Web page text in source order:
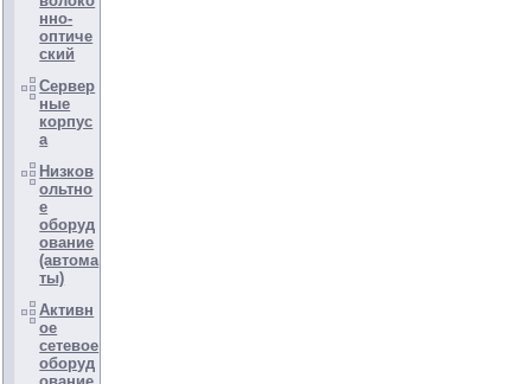
нно-
оптиче
ский
Сервер
ные
корпус
а
Низков
ольтно
е
оборуд
ование
(автома
ты)
Активн
ое
сетевое
оборуд